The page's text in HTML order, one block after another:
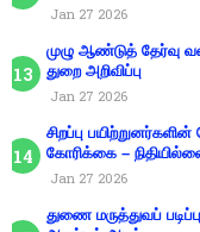
Jan 27 2026
முழு ஆண்டுத் தேர்வு
துறை அறிவிப்பு
Jan 27 2026
சிறப்பு
கோரிக்கை –
Jan 27 2026
துணை மருத்துவப்